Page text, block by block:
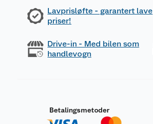
Lavprisløfte - garantert lave
priser!
Drive-in - Med bilen som
handlevogn
Betalingsmetoder